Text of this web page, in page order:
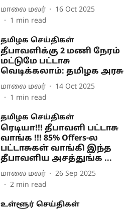
மாலை மலர்
16 Oct 2025
1 min read
தமிழக செய்திகள்
தீபாவளிக்கு 2 மணி நேரம்
மட்டுமே பட்டாசு
வெடிக்கலாம்: தமிழக அரசு
மாலை மலர்
14 Oct 2025
1 min read
தமிழக செய்திகள்
ரெடியா!!! தீபாவளி பட்டாசு
வாங்க !!! 85% Offers-ல
பட்டாசுகள் வாங்கி இந்த
தீபாவளிய அசத்துங்க ...
மாலை மலர்
26 Sep 2025
2 min read
உள்ளூர் செய்திகள்